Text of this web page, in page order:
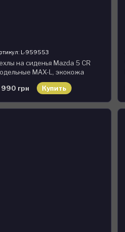
L-959553
на сиденья Mazda 5 CR
MAX-L, экокожа
990 грн Купить